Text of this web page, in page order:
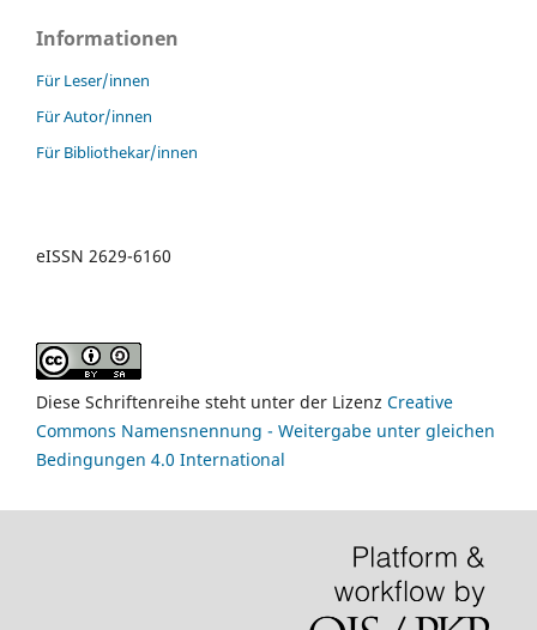
Informationen
Für Leser/innen
Für Autor/innen
Für Bibliothekar/innen
eISSN 2629-6160
Diese Schriftenreihe steht unter der Lizenz Creative
Commons Namensnennung - Weitergabe unter gleichen
Bedingungen 4.0 International